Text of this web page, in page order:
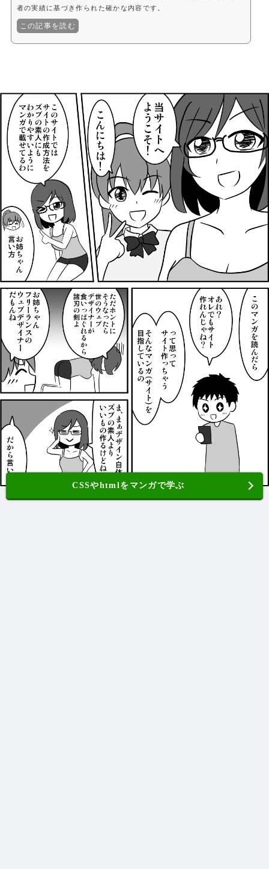
者の実績に基づき作られた確かな内容です。
この記事を読む
CSSやhtmlをマンガで学ぶ